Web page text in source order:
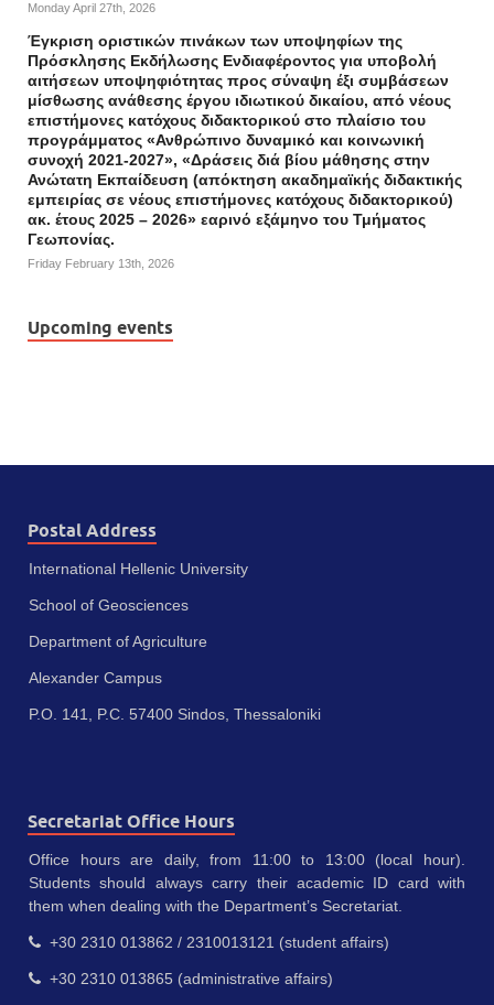
Monday April 27th, 2026
Έγκριση οριστικών πινάκων των υποψηφίων της
Πρόσκλησης Εκδήλωσης Ενδιαφέροντος για υποβολή
αιτήσεων υποψηφιότητας προς σύναψη έξι συμβάσεων
μίσθωσης ανάθεσης έργου ιδιωτικού δικαίου, από νέους
επιστήμονες κατόχους διδακτορικού στο πλαίσιο του
προγράμματος «Ανθρώπινο δυναμικό και κοινωνική
συνοχή 2021-2027», «Δράσεις διά βίου μάθησης στην
Ανώτατη Εκπαίδευση (απόκτηση ακαδημαϊκής διδακτικής
εμπειρίας σε νέους επιστήμονες κατόχους διδακτορικού)
ακ. έτους 2025 – 2026» εαρινό εξάμηνο του Τμήματος
Γεωπονίας.
Friday February 13th, 2026
Upcoming events
Postal Address
International Hellenic University
School of Geosciences
Department of Agriculture
Alexander Campus
P.O. 141, P.C. 57400 Sindos, Thessaloniki
Secretariat Office Hours
Office hours are daily, from 11:00 to 13:00 (local hour).
Students should always carry their academic ID card with
them when dealing with the Department’s Secretariat.
+30 2310 013862 / 2310013121 (student affairs)
+30 2310 013865 (administrative affairs)